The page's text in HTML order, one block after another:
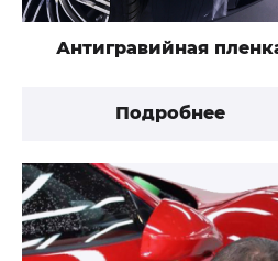
Антигравийная
Подробнее